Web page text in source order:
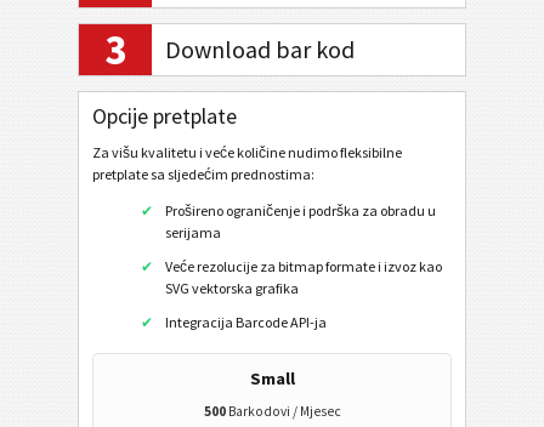
GS1 DataMatrix
GS1 Digital Link QR code
GS1 Digital Link Data Matrix
Internet bankarstvo / SEPA
Mobilni oznak
Zdravstveni kodovi
Vizitka karta
3 Download bar kod
Opcije pretplate
Za višu kvalitetu i veće količine nudimo fleksibilne
pretplate sa sljedećim prednostima:
Prošireno ograničenje i podrška za obradu u
serijama
Veće rezolucije za bitmap formate i izvoz kao
SVG vektorska grafika
Integracija Barcode API-ja
Small
500Barkodovi / Mjesec